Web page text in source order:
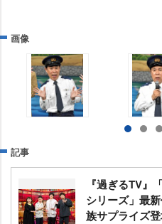
画像
記事
『過ぎるTV』
シリーズ」最
族サプライズ